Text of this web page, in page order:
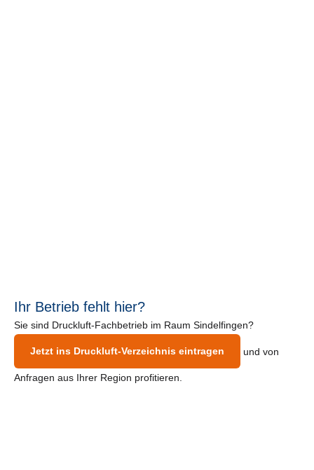
Ihr Betrieb fehlt hier?
Sie sind Druckluft-Fachbetrieb im Raum Sindelfingen?
Jetzt ins Druckluft-Verzeichnis eintragen und von
Anfragen aus Ihrer Region profitieren.